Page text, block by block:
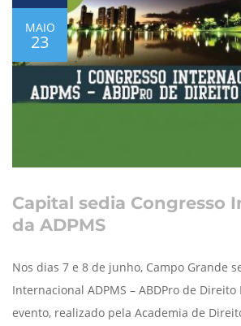
MAIO
23
Capital sedia Congresso
da ADPMS
Nos dias 7 e 8 de junho, Campo Grande
Internacional ADPMS – ABDPro de Direito
evento, realizado pela Academia de